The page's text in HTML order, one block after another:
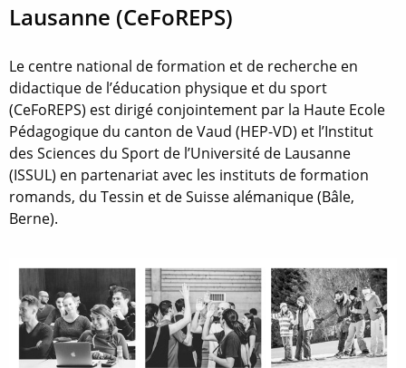
Lausanne (CeFoREPS)
Le centre national de formation et de recherche en
didactique de l’éducation physique et du sport
(CeFoREPS) est dirigé conjointement par la Haute Ecole
Pédagogique du canton de Vaud (HEP-VD) et l’Institut
des Sciences du Sport de l’Université de Lausanne
(ISSUL) en partenariat avec les instituts de formation
romands, du Tessin et de Suisse alémanique (Bâle,
Berne).